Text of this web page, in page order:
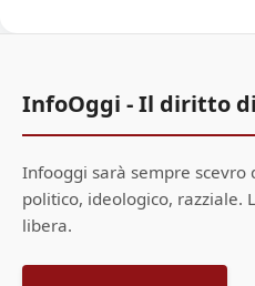
InfoOggi - Il diritto
Infooggi sarà sempre scevro
politico, ideologico, razziale.
libera.